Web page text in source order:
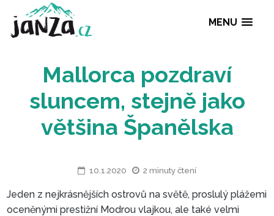
MENU
Mallorca pozdraví
sluncem, stejně
většina Španělska
10.1.2020 2 minuty čtení
Jeden z nejkrásnějších ostrovů na světě, proslulý plážemi
oceněnými prestižní Modrou vlajkou, ale také velmi